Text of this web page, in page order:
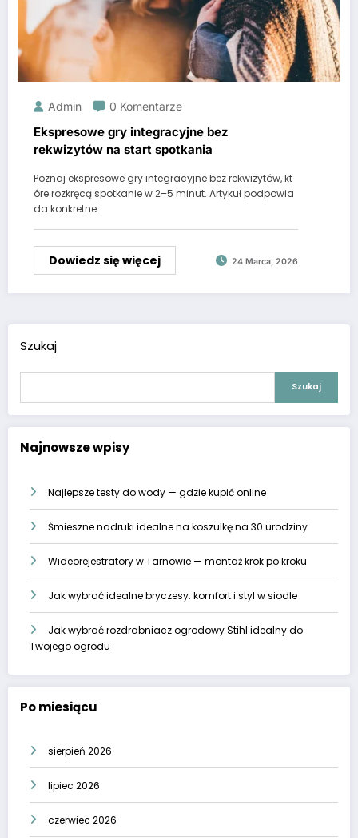
Admin 0 Komentarze
Ekspresowe gry integracyjne bez
rekwizytów na start spotkania
Poznaj ekspresowe gry integracyjne bez rekwizytów, kt
óre rozkręcą spotkanie w 2–5 minut. Artykuł podpowia
da konkretne…
Dowiedz się więcej 24 Marca, 2026
Szukaj
Szukaj
Najnowsze wpisy
Najlepsze testy do wody — gdzie kupić online
Śmieszne nadruki idealne na koszulkę na 30 urodziny
Wideorejestratory w Tarnowie — montaż krok po kroku
Jak wybrać idealne bryczesy: komfort i styl w siodle
Jak wybrać rozdrabniacz ogrodowy Stihl idealny do
Twojego ogrodu
Po miesiącu
sierpień 2026
lipiec 2026
czerwiec 2026